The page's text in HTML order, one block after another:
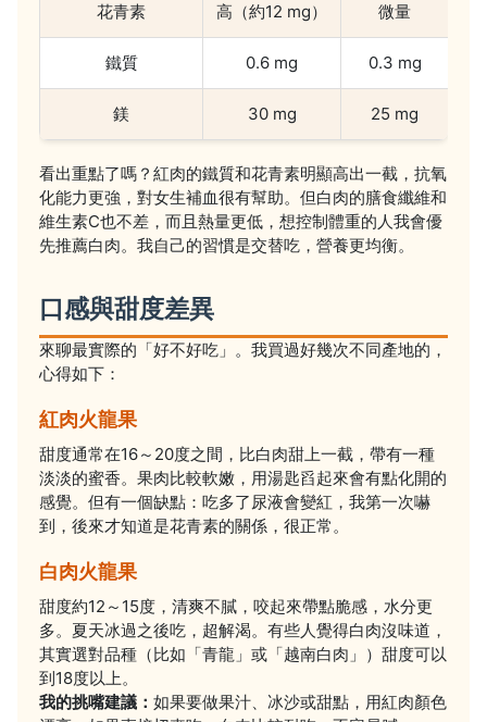
花青素 高（約12 mg） 微量
鐵質 0.6 mg 0.3 mg
鎂 30 mg 25 mg
看出重點了嗎？紅肉的鐵質和花青素明顯高出一截，抗氧
化能力更強，對女生補血很有幫助。但白肉的膳食纖維和
維生素C也不差，而且熱量更低，想控制體重的人我會優
先推薦白肉。我自己的習慣是交替吃，營養更均衡。
口感與甜度差異
來聊最實際的「好不好吃」。我買過好幾次不同產地的，
心得如下：
紅肉火龍果
甜度通常在16～20度之間，比白肉甜上一截，帶有一種
淡淡的蜜香。果肉比較軟嫩，用湯匙舀起來會有點化開的
感覺。但有一個缺點：吃多了尿液會變紅，我第一次嚇
到，後來才知道是花青素的關係，很正常。
白肉火龍果
甜度約12～15度，清爽不膩，咬起來帶點脆感，水分更
多。夏天冰過之後吃，超解渴。有些人覺得白肉沒味道，
其實選對品種（比如「青龍」或「越南白肉」）甜度可以
到18度以上。
我的挑嘴建議： 如果要做果汁、冰沙或甜點，用紅肉顏色